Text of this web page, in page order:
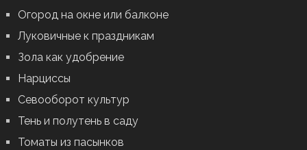
Огород на окне или балконе
Луковичные к праздникам
Зола как удобрение
Нарциссы
Севооборот культур
Тень и полутень в саду
Томаты из пасынков